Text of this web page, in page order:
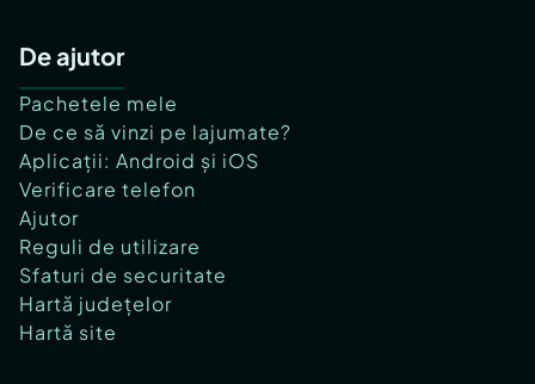
De ajutor
Pachetele mele
De ce să vinzi pe lajumate?
Aplicații: Android și iOS
Verificare telefon
Ajutor
Reguli de utilizare
Sfaturi de securitate
Hartă județelor
Hartă site